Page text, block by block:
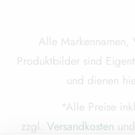
Alle Markennamen,
Produktbilder sind
und dienen
*Alle Preise
zzgl. Versandkosten